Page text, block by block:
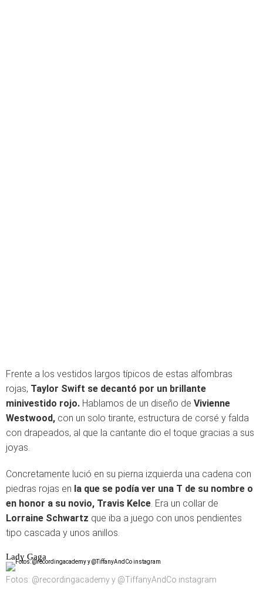
Frente a los vestidos largos típicos de estas alfombras
rojas, Taylor Swift se decantó por un brillante
minivestido rojo. Hablamos de un diseño de Vivienne
Westwood, con un solo tirante, estructura de corsé y falda
con drapeados, al que la cantante dio el toque gracias a sus
joyas.
Concretamente lució en su pierna izquierda una cadena con
piedras rojas en la que se podía ver una T de su nombre o
en honor a su novio, Travis Kelce . Era un collar de
Lorraine Schwartz que iba a juego con unos pendientes
tipo cascada y unos anillos.
Lady Gaga
Fotos: @recordingacademy y @TiffanyAndCo instagram